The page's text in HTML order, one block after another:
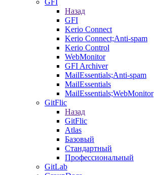
GFI
Назад
GFI
Kerio Connect
Kerio Connect;Anti-spam
Kerio Control
WebMonitor
GFI Archiver
MailEssentials;Anti-spam
MailEssentials
MailEssentials;WebMonitor
GitFlic
Назад
GitFlic
Atlas
Базовый
Стандартный
Профессиональный
GitLab